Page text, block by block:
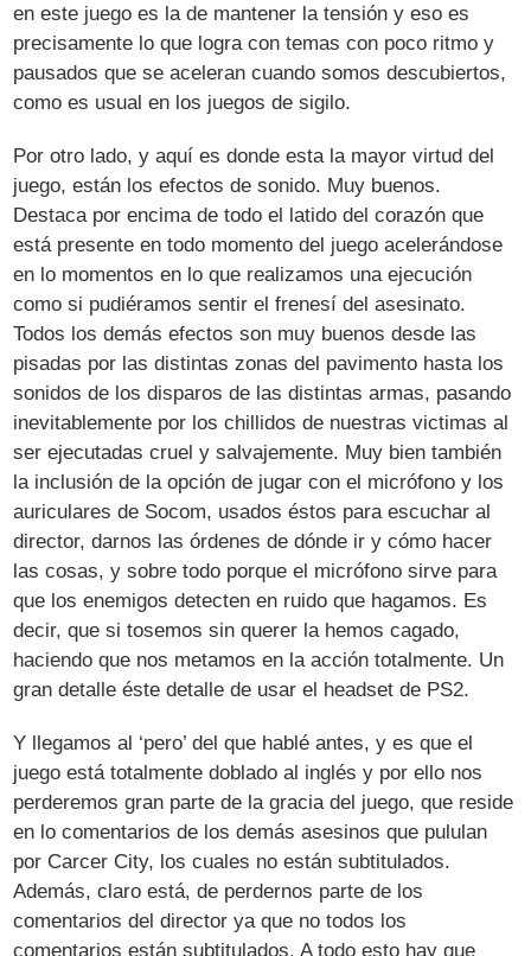
en este juego es la de mantener la tensión y eso es
precisamente lo que logra con temas con poco ritmo y
pausados que se aceleran cuando somos descubiertos,
como es usual en los juegos de sigilo.
Por otro lado, y aquí es donde esta la mayor virtud del
juego, están los efectos de sonido. Muy buenos.
Destaca por encima de todo el latido del corazón que
está presente en todo momento del juego acelerándose
en lo momentos en lo que realizamos una ejecución
como si pudiéramos sentir el frenesí del asesinato.
Todos los demás efectos son muy buenos desde las
pisadas por las distintas zonas del pavimento hasta los
sonidos de los disparos de las distintas armas, pasando
inevitablemente por los chillidos de nuestras victimas al
ser ejecutadas cruel y salvajemente. Muy bien también
la inclusión de la opción de jugar con el micrófono y los
auriculares de Socom, usados éstos para escuchar al
director, darnos las órdenes de dónde ir y cómo hacer
las cosas, y sobre todo porque el micrófono sirve para
que los enemigos detecten en ruido que hagamos. Es
decir, que si tosemos sin querer la hemos cagado,
haciendo que nos metamos en la acción totalmente. Un
gran detalle éste detalle de usar el headset de PS2.
Y llegamos al ‘pero’ del que hablé antes, y es que el
juego está totalmente doblado al inglés y por ello nos
perderemos gran parte de la gracia del juego, que reside
en lo comentarios de los demás asesinos que pululan
por Carcer City, los cuales no están subtitulados.
Además, claro está, de perdernos parte de los
comentarios del director ya que no todos los
comentarios están subtitulados. A todo esto hay que